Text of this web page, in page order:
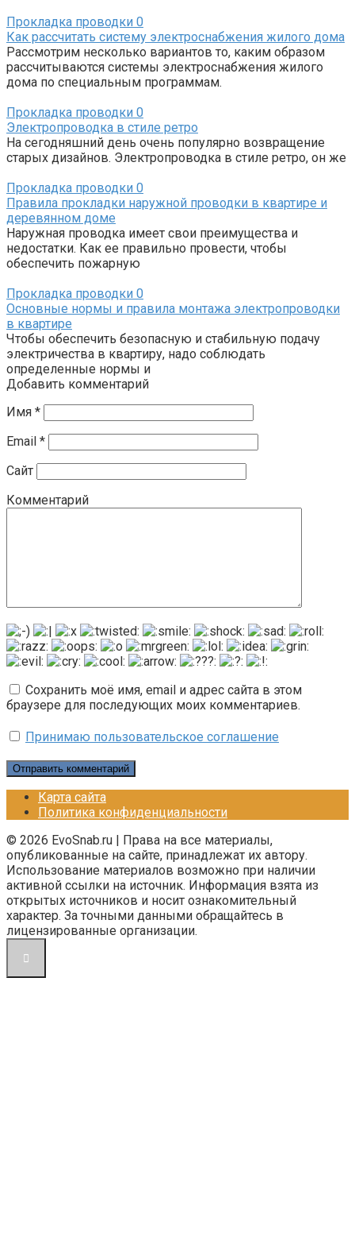
Прокладка проводки 0
Как рассчитать систему электроснабжения жилого дома
Рассмотрим несколько вариантов то, каким образом
рассчитываются системы электроснабжения жилого
дома по специальным программам.
Прокладка проводки 0
Электропроводка в стиле ретро
На сегодняшний день очень популярно возвращение
старых дизайнов. Электропроводка в стиле ретро, он же
Прокладка проводки 0
Правила прокладки наружной проводки в квартире и
деревянном доме
Наружная проводка имеет свои преимущества и
недостатки. Как ее правильно провести, чтобы
обеспечить пожарную
Прокладка проводки 0
Основные нормы и правила монтажа электропроводки
в квартире
Чтобы обеспечить безопасную и стабильную подачу
электричества в квартиру, надо соблюдать
определенные нормы и
Добавить комментарий
Имя *
Email *
Сайт
Комментарий
Сохранить моё имя, email и адрес сайта в этом
браузере для последующих моих комментариев.
Принимаю пользовательское соглашение
Карта сайта
Политика конфиденциальности
© 2026 EvoSnab.ru | Права на все материалы,
опубликованные на сайте, принадлежат их автору.
Использование материалов возможно при наличии
активной ссылки на источник. Информация взята из
открытых источников и носит ознакомительный
характер. За точными данными обращайтесь в
лицензированные организации.